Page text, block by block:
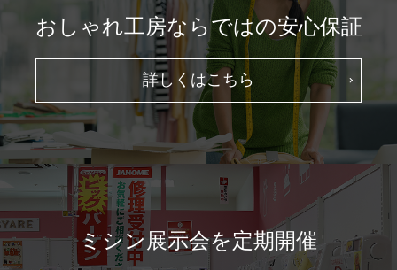
おしゃれ工房ならではの安心保証
詳しくはこちら
ミシン展示会を定期開催